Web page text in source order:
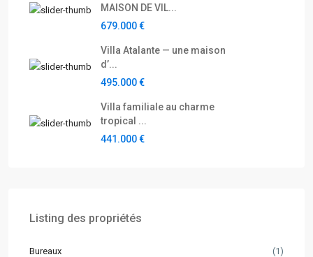
MAISON DE VIL...
679.000 €
Villa Atalante — une maison
d’...
495.000 €
Villa familiale au charme
tropical ...
441.000 €
Listing des propriétés
Bureaux (1)